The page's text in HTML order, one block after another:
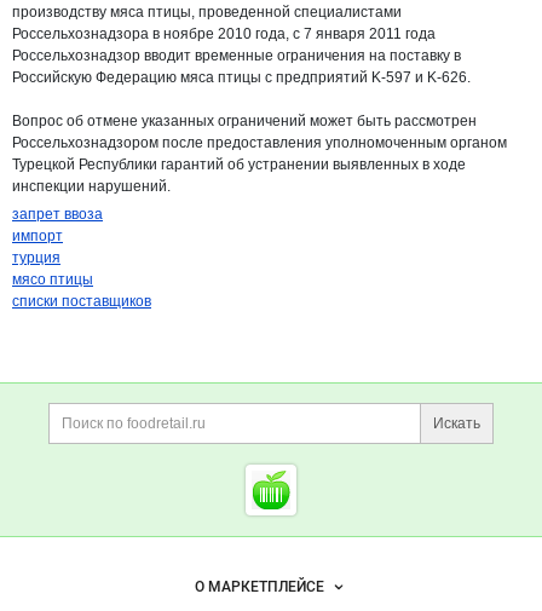
производству мяса птицы, проведенной специалистами
Россельхознадзора в ноябре 2010 года, с 7 января 2011 года
Россельхознадзор вводит временные ограничения на поставку в
Российскую Федерацию мяса птицы с предприятий K-597 и K-626.
Вопрос об отмене указанных ограничений может быть рассмотрен
Россельхознадзором после предоставления уполномоченным органом
Турецкой Республики гарантий об устранении выявленных в ходе
инспекции нарушений.
запрет ввоза
импорт
турция
мясо птицы
списки поставщиков
Дополнительная информация
Поиск по сайту и
Искать
Cсылки на полезные
Foodretail.ru
— продукты
Важные разделы и контакты
Навигация по сайтуО МАРКЕТПЛЕЙСЕ